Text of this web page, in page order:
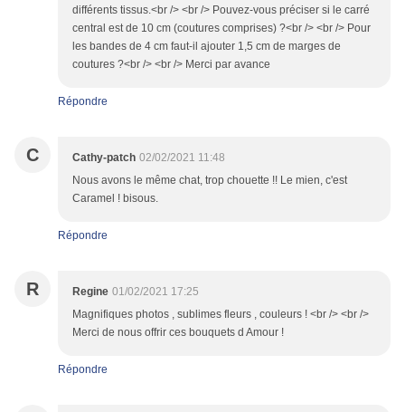
différents tissus.<br /> <br /> Pouvez-vous préciser si le carré
central est de 10 cm (coutures comprises) ?<br /> <br /> Pour
les bandes de 4 cm faut-il ajouter 1,5 cm de marges de
coutures ?<br /> <br /> Merci par avance
Répondre
C Cathy-patch 02/02/2021 11:48
Nous avons le même chat, trop chouette !! Le mien, c'est
Caramel ! bisous.
Répondre
R Regine 01/02/2021 17:25
Magnifiques photos , sublimes fleurs , couleurs ! <br /> <br />
Merci de nous offrir ces bouquets d Amour !
Répondre